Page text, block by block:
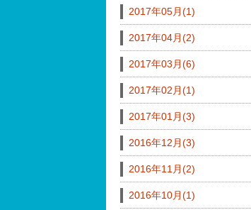
2017年05月(1)
2017年04月(2)
2017年03月(6)
2017年02月(1)
2017年01月(3)
2016年12月(3)
2016年11月(2)
2016年10月(1)